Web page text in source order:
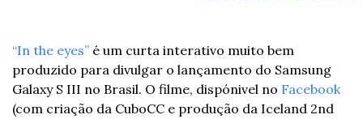
“In the eyes” é um curta interativo muito bem
produzido para divulgar o lançamento do Samsung
Galaxy S III no Brasil. O filme, dispónivel no Facebook
(com criação da CuboCC e produção da Iceland 2nd